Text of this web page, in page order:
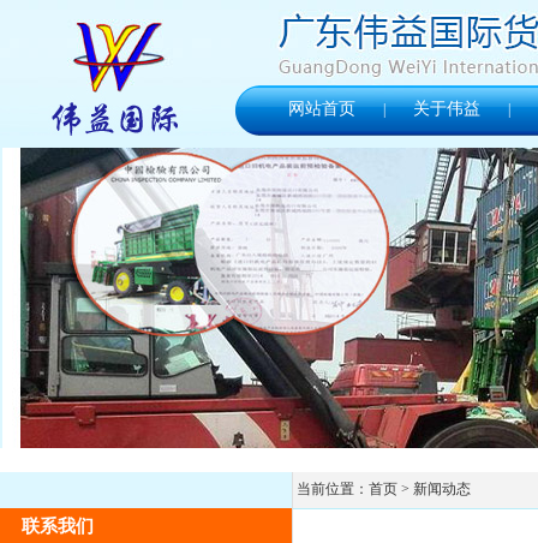
网站首页 | 关于伟益 |
联系我们
当前位置： 首页 > 新闻动态